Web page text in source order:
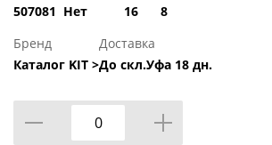
507081 Нет
16
8
Бренд
Каталог KIT >
Доставка
До скл.Уфа 18 дн.